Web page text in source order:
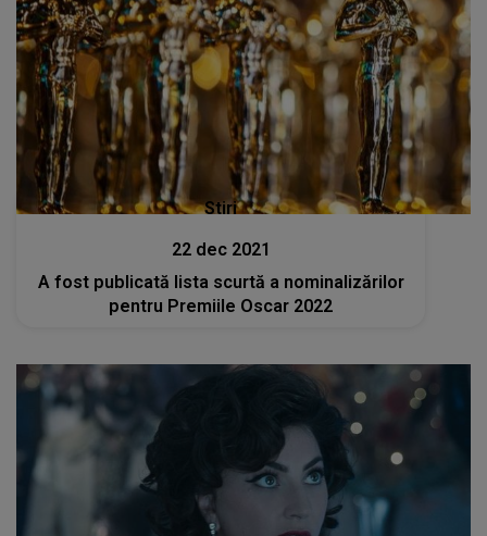
Stiri
22 dec 2021
A fost publicată lista scurtă a nominalizărilor
pentru Premiile Oscar 2022